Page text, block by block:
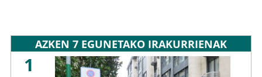
AZKEN 7 EGUNETAKO IRAKURRIENAK
1